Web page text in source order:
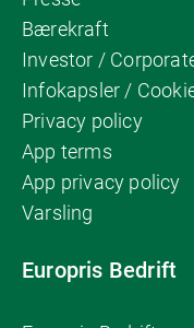
Bærekraft
Investor /
Infokapsler /
Privacy policy
App terms
App privacy policy
Varsling
Europris Bedrift